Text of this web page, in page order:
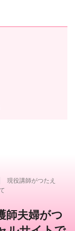
現役講師がつたえ
師夫婦がつ